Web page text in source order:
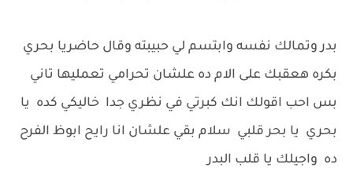
بدر وتمالك نفسه وابتسم لي حبيبته وقال حاضريا بحري
بكره هعقبك على الام ده علشان تحرامي تعمليها تاني
بس احب اقولك انك كبرتي في نظري جدا خاليكي كده يا
بحري يا بحر قلبي سلام بقي علشان انا رايح ابوظ الفرح
ده واجيلك يا قلب البدر